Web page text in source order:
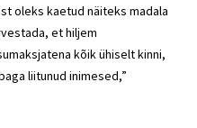
oleks kaetud näiteks madala
et hiljem
kõik ühiselt kinni,
liitunud inimesed,”